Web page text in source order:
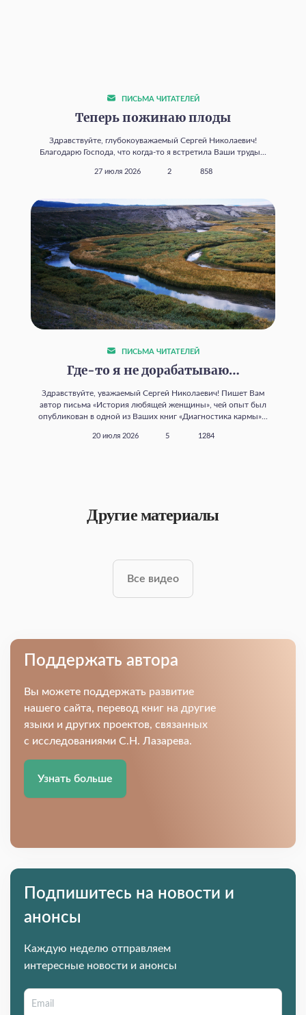
ПИСЬМА ЧИТАТЕЛЕЙ
Теперь пожинаю плоды
Здравствуйте, глубокоуважаемый Сергей Николаевич!
Благодарю Господа, что когда‑то я встретила Ваши труды...
27 июля 2026 2 858
ПИСЬМА ЧИТАТЕЛЕЙ
Где‑то я не дорабатываю…
Здравствуйте, уважаемый Сергей Николаевич! Пишет Вам
автор письма «История любящей женщины», чей опыт был
опубликован в одной из Ваших книг «Диагностика кармы»...
20 июля 2026 5 1284
Другие материалы
Все видео
Поддержать автора
Вы можете поддержать развитие
нашего сайта, перевод книг на другие
языки и других проектов, связанных
с исследованиями С.Н. Лазарева.
Узнать больше
Подпишитесь на новости и
анонсы
Каждую неделю отправляем
интересные новости и анонсы